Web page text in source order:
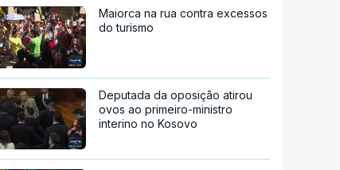
Maiorca na rua contra excessos
do turismo
Deputada da oposição atirou
ovos ao primeiro-ministro
interino no Kosovo